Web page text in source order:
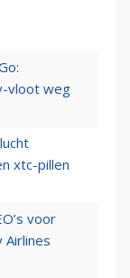
vloot weg
xtc-pillen
voor
Airlines